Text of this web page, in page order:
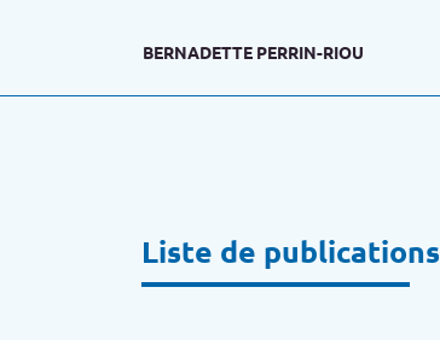
BERNADETTE PERRIN-RIOU
Liste de publications